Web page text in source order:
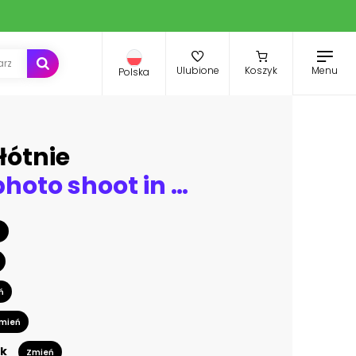
Polska Ulubione Koszyk Menu
area for a photo shoot in the loft style in bright colors. Stylish modern bed with interior details with a textured gray wall. boho style
Zmień